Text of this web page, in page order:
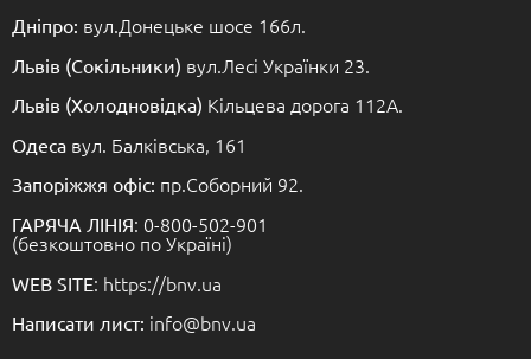
Дніпро: вул.Донецьке шосе 166л.
Львів (Сокільники) вул.Лесі Українки 23.
Львів (Холодновідка) Кільцева дорога 112А.
Одеса вул. Балківська, 161
Запоріжжя офіс: пр.Соборний 92.
ГАРЯЧА ЛІНІЯ: 0-800-502-901
(безкоштовно по Україні)
WEB SITE: https://bnv.ua
Написати лист: info@bnv.ua